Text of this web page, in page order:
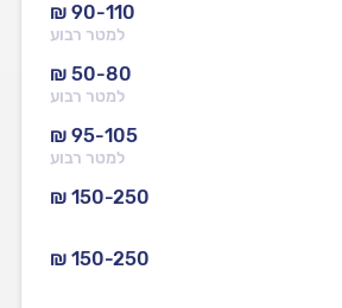
₪ 90-110
למטר רבוע
₪ 50-80
למטר רבוע
₪ 95-105
למטר רבוע
₪ 150-250
₪ 150-250